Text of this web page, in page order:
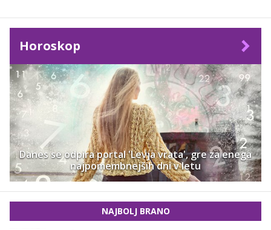
Horoskop
Danes se odpira portal 'Levja vrata', gre za enega
najpomembnejših dni v letu
NAJBOLJ BRANO